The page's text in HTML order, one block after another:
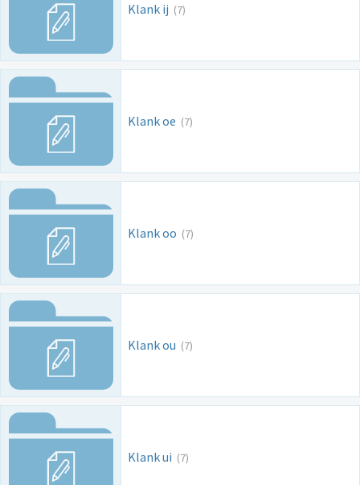
Klank ij (7)
Klank oe (7)
Klank oo (7)
Klank ou (7)
Klank ui (7)